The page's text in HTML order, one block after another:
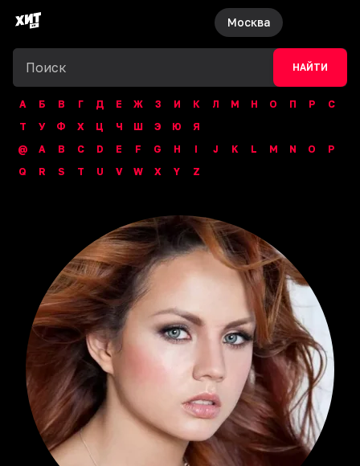
Москва
НАЙТИ
А Б В Г Д Е Ж З И К Л М Н О П Р
С
Т
У Ф Х Ц Ч Ш Э Ю
Я
@
A B C D E F G H I J K L M N O
P
Q
R S T U V W X Y Z